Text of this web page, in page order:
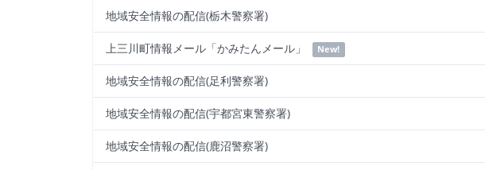
地域安全情報の配信(栃木警察署)
上三川町情報メール「かみたんメール」 New!
地域安全情報の配信(足利警察署)
地域安全情報の配信(宇都宮東警察署)
地域安全情報の配信(鹿沼警察署)